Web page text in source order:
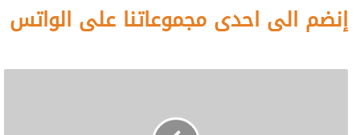
إنضم الى احدى مجموعاتنا على الواتس